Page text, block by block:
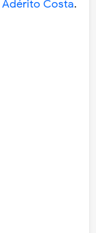
Adérito Costa.